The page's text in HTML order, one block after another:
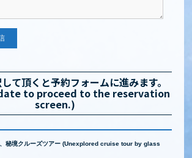
て頂くと予約フォームに進みます。
to proceed to the reservation
screen.)
、秘境クルーズツアー (Unexplored cruise tour by glass